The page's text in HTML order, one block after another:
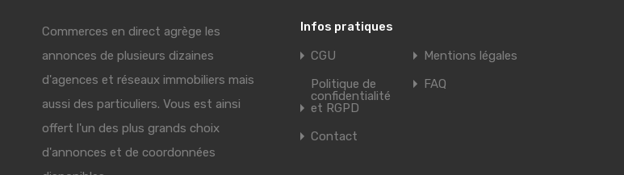
Commerces en direct agrège les
annonces de plusieurs dizaines
d'agences et réseaux immobiliers mais
aussi des particuliers. Vous est ainsi
offert l'un des plus grands choix
d'annonces et de coordonnées
Infos pratiques
CGU
Mentions légales
Politique de
confidentialité
et RGPD
FAQ
Contact